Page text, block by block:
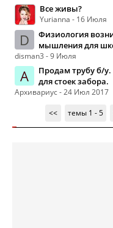
Все живы?
Yurianna - 16 Июля
D
Физиология
мышления для
disman3 - 9 Июля
А
Продам трубу б/
для стоек забора.
Архивариус - 24 Июл 2017
<<
темы 1 - 5